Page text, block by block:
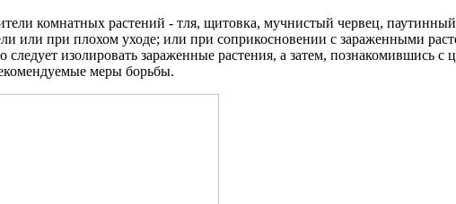
комнатных растений - тля, щитовка, мучнистый червец,
или при плохом уходе; или при соприкосновении с зараженными
следует изолировать зараженные растения, а затем, познакомившись с
меры борьбы.